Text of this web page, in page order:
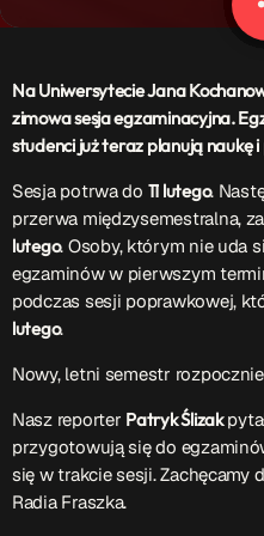
EKIPA
Rekrutacja Fraszka
Podcasty
Przydatne linki
Klub WSPAK
Wirtualna Uczelnia
Biuro Karier
Punkt Interwencji Kryzysowej
Na Uniwersytecie Jana
zimowa sesja egzaminacyjna.
studenci już teraz planują naukę
Sesja potrwa do 11 lutego.
przerwa międzysemestralna,
lutego. Osoby, którym nie uda
egzaminów w pierwszym
podczas sesji poprawkowej,
lutego.
Nowy, letni semestr
Nasz reporter Patryk Ślizak
przygotowują się do
się w trakcie sesji. Zachęcamy
Radia Fraszka.